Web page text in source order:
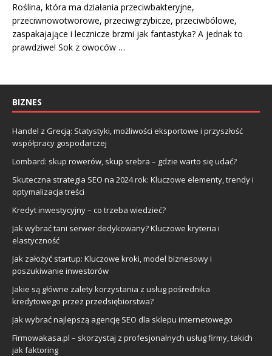
Roślina, która ma działania przeciwbakteryjne,
przeciwnowotworowe, przeciwgrzybicze, przeciwbólowe,
zaspakajające i lecznicze brzmi jak fantastyka? A jednak to
prawdziwe! Sok z owoców …
BIZNES
Handel z Grecją: Statystyki, możliwości eksportowe i przyszłość
współpracy gospodarczej
Lombard: skup rowerów, skup srebra – gdzie warto się udać?
Skuteczna strategia SEO na 2024 rok: Kluczowe elementy, trendy i
optymalizacja treści
Kredyt inwestycyjny – co trzeba wiedzieć?
Jak wybrać tani serwer dedykowany? Kluczowe kryteria i
elastyczność
Jak założyć startup: Kluczowe kroki, model biznesowy i
poszukiwanie inwestorów
Jakie są główne zalety korzystania z usług pośrednika
kredytowego przez przedsiębiorstwa?
Jak wybrać najlepszą agencję SEO dla sklepu internetowego
Firmowakasa.pl – skorzystaj z profesjonalnych usług firmy, takich
jak faktoring